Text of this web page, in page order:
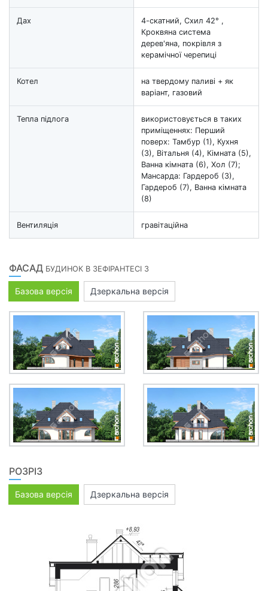
Дах
4-скатний, Схил 42° ,
Кроквяна система
дерев'яна, покрівля з
керамічної черепиці
Котел
на твердому паливі + як
варіант, газовий
Тепла підлога
використовується в таких
приміщеннях: Перший
поверх: Тамбур (1), Кухня
(3), Вітальня (4), Кімната (5),
Ванна кімната (6), Хол (7);
Мансарда: Гардероб (3),
Гардероб (7), Ванна кімната
(8)
Вентиляція гравітаційна
ФАСАД БУДИНОК В ЗЕФІРАНТЕСІ 3
Базова версія Дзеркальна версія
РОЗРІЗ
Базова версія Дзеркальна версія